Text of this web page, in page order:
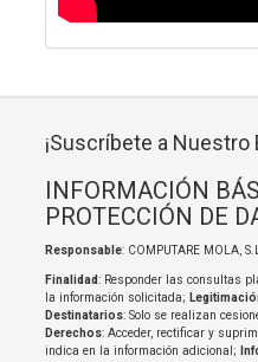
¡Suscríbete a Nuestro
INFORMACIÓN
PROTECCIÓN DE
Responsable: COMPUTARE MOLA,
Finalidad: Responder las consultas
la información solicitada;
Destinatarios: Solo se realizan
Derechos: Acceder, rectificar y
indica en la información adicional;